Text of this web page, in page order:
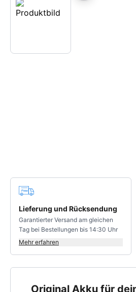
Lieferung und Rücksendung
Garantierter Versand am gleichen
Tag bei Bestellungen bis 14:30 Uhr
Mehr erfahren
Original Akku für